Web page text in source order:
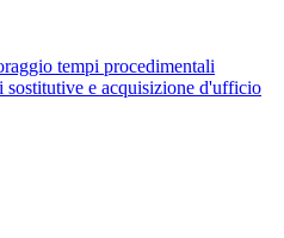
tempi procedimentali
sostitutive e acquisizione d'ufficio